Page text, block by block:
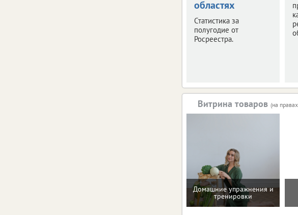
областях
Статистика за
полугодие от
Росреестра.
Витрина товаров (на
Домашние упражнения и
тренировки